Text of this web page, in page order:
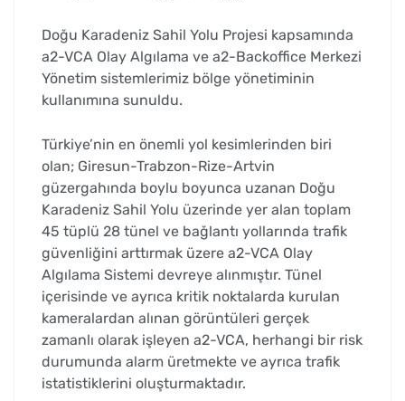
Doğu Karadeniz Sahil Yolu Projesi kapsamında
a2-VCA Olay Algılama ve a2-Backoffice Merkezi
Yönetim sistemlerimiz bölge yönetiminin
kullanımına sunuldu.
Türkiye’nin en önemli yol kesimlerinden biri
olan; Giresun-Trabzon-Rize-Artvin
güzergahında boylu boyunca uzanan Doğu
Karadeniz Sahil Yolu üzerinde yer alan toplam
45 tüplü 28 tünel ve bağlantı yollarında trafik
güvenliğini arttırmak üzere a2-VCA Olay
Algılama Sistemi devreye alınmıştır. Tünel
içerisinde ve ayrıca kritik noktalarda kurulan
kameralardan alınan görüntüleri gerçek
zamanlı olarak işleyen a2-VCA, herhangi bir risk
durumunda alarm üretmekte ve ayrıca trafik
istatistiklerini oluşturmaktadır.